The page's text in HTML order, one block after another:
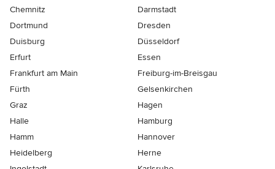
Chemnitz
Darmstadt
Dortmund
Dresden
Duisburg
Düsseldorf
Erfurt
Essen
Frankfurt am Main
Freiburg-im-Breisgau
Fürth
Gelsenkirchen
Graz
Hagen
Halle
Hamburg
Hamm
Hannover
Heidelberg
Herne